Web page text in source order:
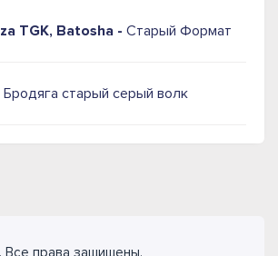
TGK, Batosha - Старый Формат
Бродяга старый серый волк
Все права защищены.